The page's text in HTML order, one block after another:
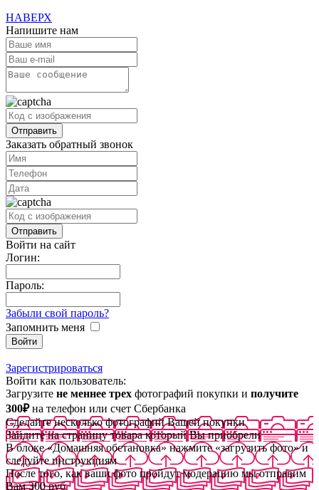
НАВЕРХ
Напишите нам
Заказать обратный звонок
Войти на сайт
Логин:
Пароль:
Забыли свой пароль?
Запомнить меня
Зарегистрироваться
Войти как пользователь:
Загрузите не меннее трех фотографий покупки и получите
300₽на телефон или счет Сбербанка
Сделайте несколько фотографий Вашей покупки
Зайдите на страницу товара который Вы приобрели
В блоке «Домашняя обстановка» нажмите «загрузить фото» и
следуйте инструкциям
После того, как ваши фото пройдут модерацию мы отправим
Вам 300 руб